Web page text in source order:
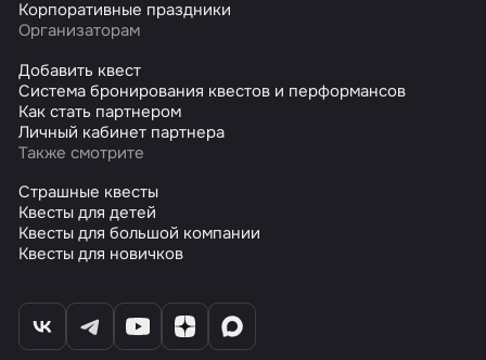
Корпоративные праздники
Организаторам
Добавить квест
Система бронирования квестов и перформансов
Как стать партнером
Личный кабинет партнера
Также смотрите
Страшные квесты
Квесты для детей
Квесты для большой компании
Квесты для новичков